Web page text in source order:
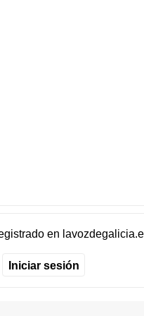
en
Iniciar sesión